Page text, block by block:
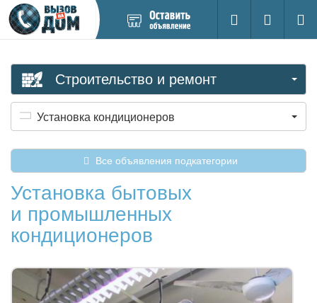
новое
Поиск
Вход на
Строительство и ремонт
Установка кондиционеров
Все объявления подкатегории
Установка бытовых
и промышленных
кондиционеров